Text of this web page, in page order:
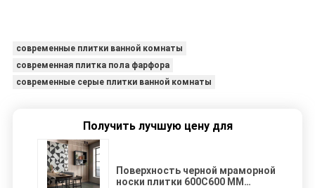
современные плитки ванной комнаты
современная плитка пола фарфора
современные серые плитки ванной комнаты
Получить лучшую цену для
Поверхность черной мраморной
носки плитки 600С600 ММ